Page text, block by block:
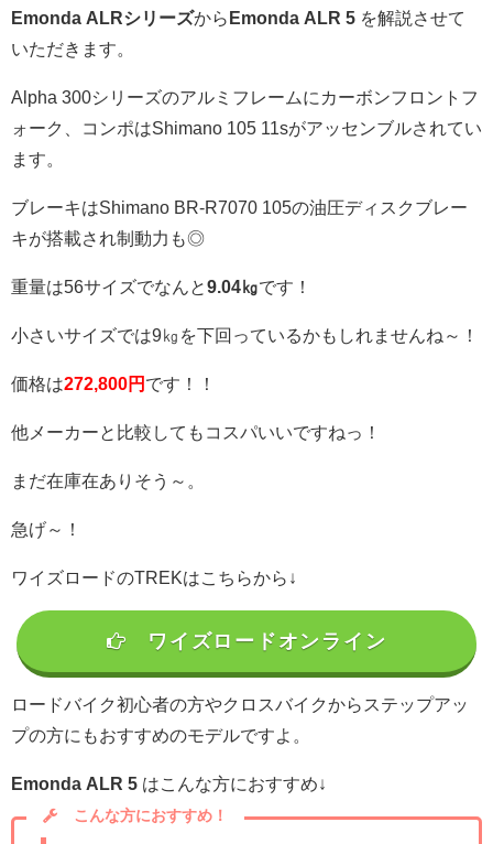
Emonda ALRシリーズからEmonda ALR 5 を解説させて
いただきます。
Alpha 300シリーズのアルミフレームにカーボンフロントフ
ォーク、コンポはShimano 105 11sがアッセンブルされてい
ます。
ブレーキはShimano BR-R7070 105の油圧ディスクブレー
キが搭載され制動力も◎
重量は56サイズでなんと9.04㎏です！
小さいサイズでは9㎏を下回っているかもしれませんね～！
価格は272,800円 です！！
他メーカーと比較してもコスパいいですねっ！
まだ在庫在ありそう～。
急げ～！
ワイズロードのTREKはこちらから↓
ワイズロードオンライン
ロードバイク初心者の方やクロスバイクからステップアッ
プの方にもおすすめのモデルですよ。
Emonda ALR 5 はこんな方におすすめ↓
こんな方におすすめ！